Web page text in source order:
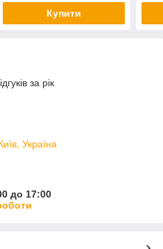
Купити
за рік
Україна
до 17:00